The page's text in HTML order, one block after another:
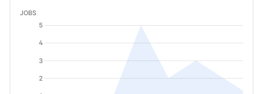
2
3
4
5
JOBS